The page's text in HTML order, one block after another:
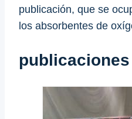
publicación, que se
los absorbentes de